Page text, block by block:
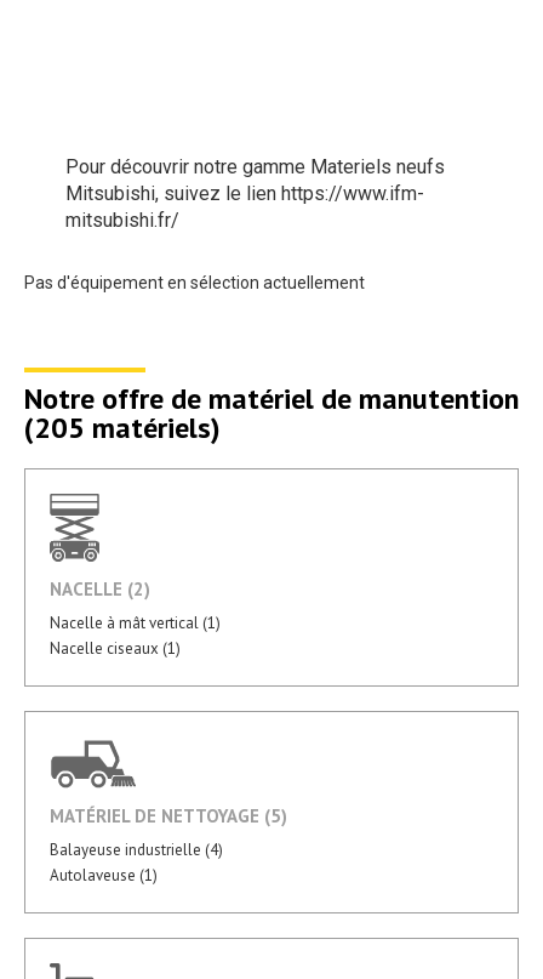
Pour découvrir notre gamme Materiels neufs
Mitsubishi, suivez le lien https://www.ifm-
mitsubishi.fr/
Pas d'équipement en sélection actuellement
Notre offre de matériel de manutention
(205 matériels)
NACELLE (2)
Nacelle à mât vertical (1)
Nacelle ciseaux (1)
MATÉRIEL DE NETTOYAGE (5)
Balayeuse industrielle (4)
Autolaveuse (1)